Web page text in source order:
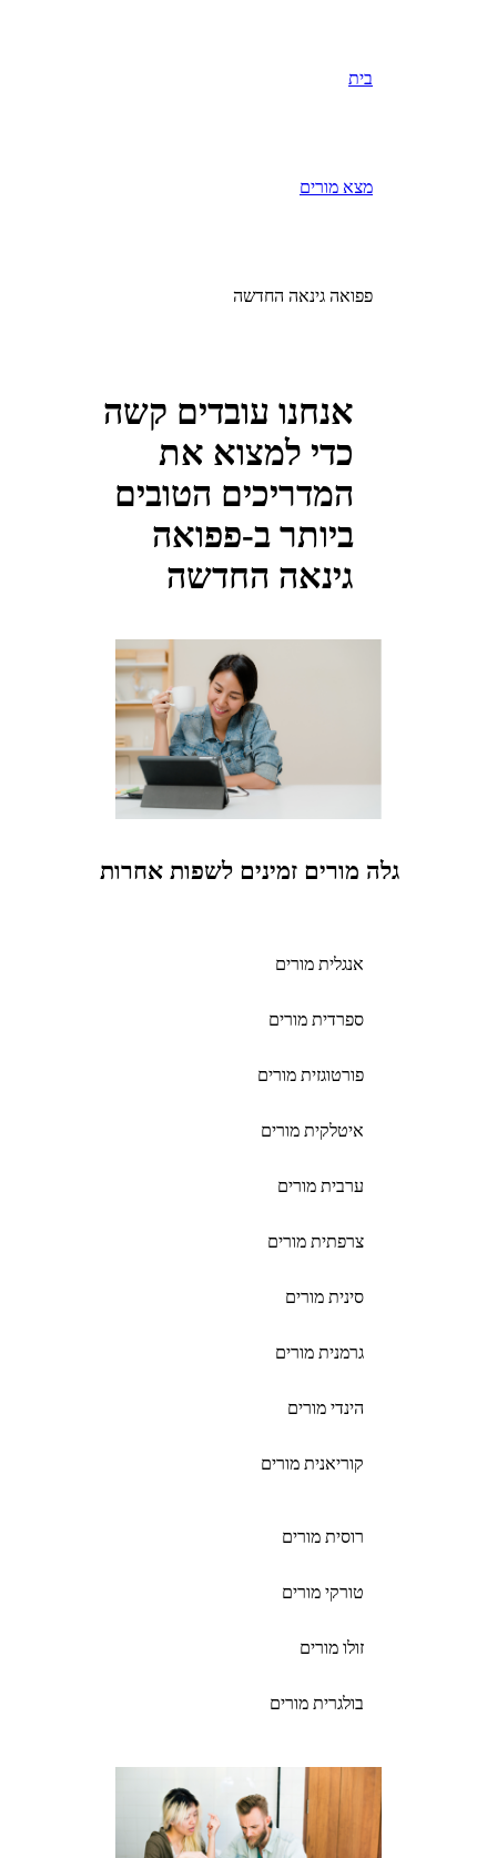
בית
מצא מורים
פפואה גינאה החדשה
אנחנו עובדים קשה
כדי למצוא את
המדריכים הטובים
ביותר ב-פפואה
גינאה החדשה
גלה מורים זמינים לשפות אחרות
אנגלית מורים
ספרדית מורים
פורטוגזית מורים
איטלקית מורים
ערבית מורים
צרפתית מורים
סינית מורים
גרמנית מורים
הינדי מורים
קוריאנית מורים
רוסית מורים
טורקי מורים
זולו מורים
בולגרית מורים